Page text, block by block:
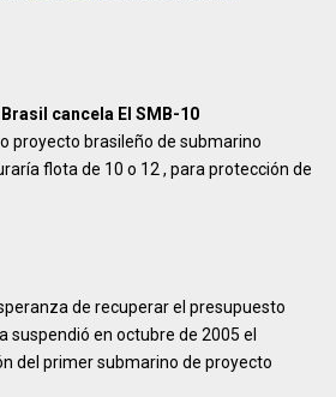
cancela El SMB-10
proyecto brasileño de submarino
flota de 10 o 12 , para protección de
de recuperar el presupuesto
suspendió en octubre de 2005 el
del primer submarino de proyecto